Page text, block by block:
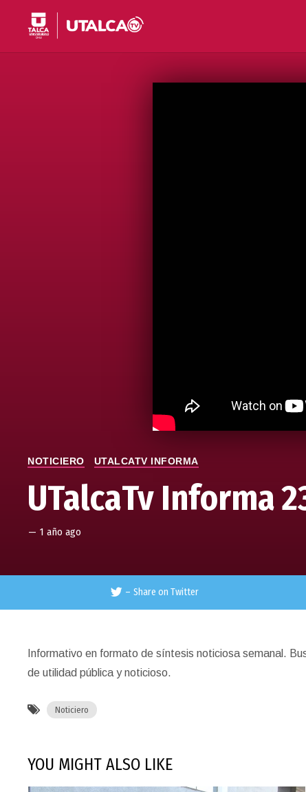
NOTICIERO UTALCATV INFORMA
UTalcaTv Informa
— 1 año ago
– Share on Twitter
Informativo en formato de síntesis noticiosa semanal.
de utilidad pública y noticioso.
Noticiero
YOU MIGHT ALSO LIKE